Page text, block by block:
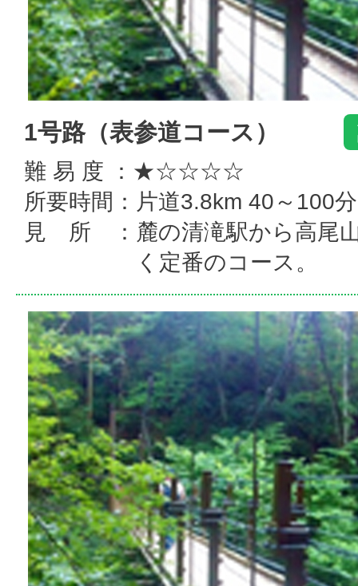
1号路（表参道コース）
難 易 度 ：★☆☆☆☆
所要時間：片道3.8km 40～100分
見 所 ：麓の清滝駅から高尾
く定番のコース。